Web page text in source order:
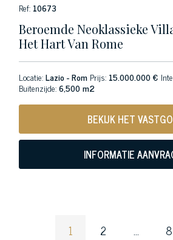
Ref: 10673
Beroemde Neoklassieke
Het Hart Van Rome
Locatie:Lazio - Rom Prijs: 15.000.000 €
Buitenzijde:6,500 m2
BEKIJK HET
INFORMATIE
1 2 ... 8